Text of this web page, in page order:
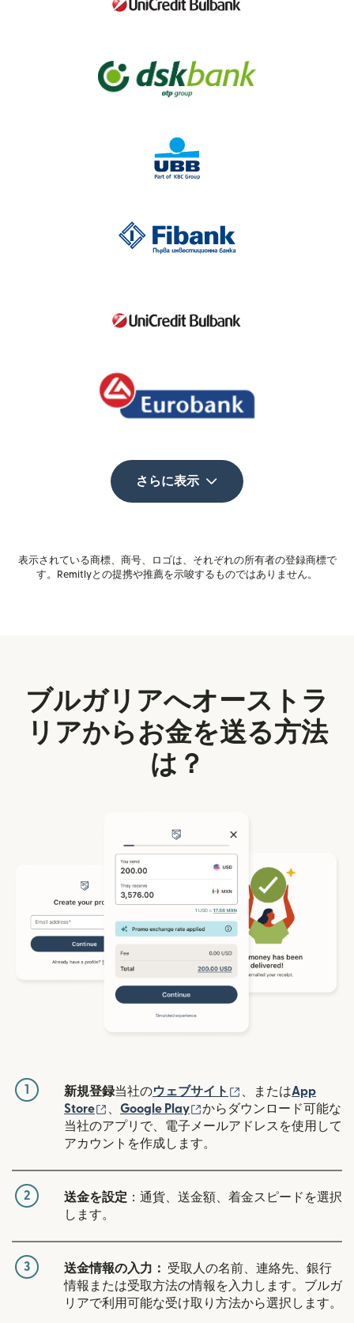
さらに表示
表示されている商標、商号、ロゴは、それぞれの所有者の登録商標で
す。Remitlyとの提携や推薦を示唆するものではありません。
ブルガリアへオーストラ
リアからお金を送る方法
は？
1 新規登録当社のウェブサイト （別ウィンドウで
、またはApp
Store
（別ウィンドウで開きます）
、 Google Play （別ウィンドウで開きま
からダウンロード可能な
当社のアプリで、電子メールアドレスを使用して
アカウントを作成します。
2 送金を設定 ：通貨、送金額、着金スピードを選択
します。
3 送金情報の入力：
受取人の名前、連絡先、銀行
情報または受取方法の情報を入力します。ブルガ
リアで利用可能な受け取り方法から選択します。